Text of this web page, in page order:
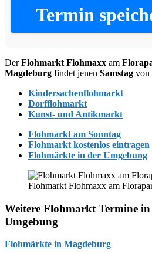
Termin
DerFlohmarkt Flohmaxx am
Magdeburg findet jenen Samstag von
Kindersachenflohmarkt
Dorfflohmarkt
Kunst- und Antikmarkt
Flohmarkt am Sonntag
Flohmarkt kostenlos eintragen
Flohmärkte in der Umgebung
Flohmarkt Flohmaxx am
Weitere Flohmarkt Termine
Umgebung
Flohmärkte in Magdeburg